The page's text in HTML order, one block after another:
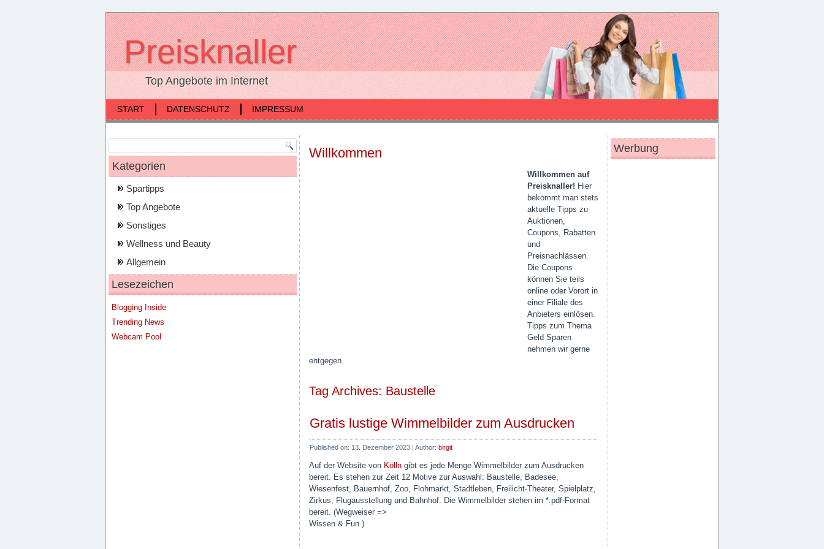
Preisknaller
Top Angebote im Internet
START DATENSCHUTZ IMPRESSUM
Kategorien
Spartipps
Top Angebote
Sonstiges
Wellness und Beauty
Allgemein
Lesezeichen
Blogging Inside
Trending News
Webcam Pool
Willkommen
Willkommen auf
Preisknaller! Hier
bekommt man stets
aktuelle Tipps zu
Auktionen,
Coupons, Rabatten
und
Preisnachlässen.
Die Coupons
können Sie teils
online oder Vorort in
einer Filiale des
Anbieters einlösen.
Tipps zum Thema
Geld Sparen
nehmen wir gerne
entgegen.
Tag Archives: Baustelle
Gratis lustige Wimmelbilder zum Ausdrucken
Published on: 13. Dezember 2023 | Author: birgit
Auf der Website von Kölln gibt es jede Menge Wimmelbilder zum Ausdrucken
bereit. Es stehen zur Zeit 12 Motive zur Auswahl: Baustelle, Badesee,
Wiesenfest, Bauernhof, Zoo, Flohmarkt, Stadtleben, Freilicht-Theater, Spielplatz,
Zirkus, Flugausstellung und Bahnhof. Die Wimmelbilder stehen im *.pdf-Format
bereit. (Wegweiser =>
Wissen & Fun )
Werbung